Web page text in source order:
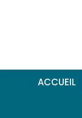
ACCUEIL